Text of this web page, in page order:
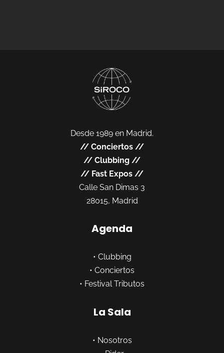
Desde 1989 en Madrid.
// Conciertos //
// Clubbing //
// Fast Expos //
Calle San Dimas 3
28015, Madrid
Agenda
• Clubbing
• Conciertos
• Festival Tributos
La Sala
• Nosotros